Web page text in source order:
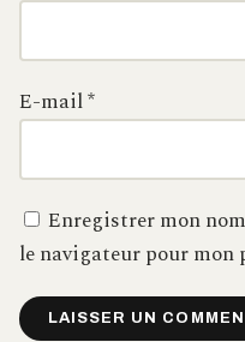
E-mail*
Enregistrer mon
le navigateur pour mon